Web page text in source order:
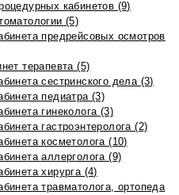
кабинетов (9)
(5)
предрейсовых осмотров
терапевта (5)
сестринского дела (3)
педиатра (3)
гинеколога (3)
гастроэнтеролога (2)
косметолога (10)
аллерголога (9)
хирурга (4)
травматолога, ортопеда